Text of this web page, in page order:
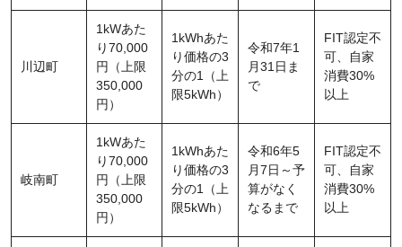
川辺町
1kWあた
り70,000
円（上限
350,000
円）
1kWhあた
り価格の3
分の1（上
限5kWh）
令和7年1
月31日ま
で
FIT認定不
可、自家
消費30%
以上
岐南町
1kWあた
り70,000
円（上限
350,000
円）
1kWhあた
り価格の3
分の1（上
限5kWh）
令和6年5
月7日～予
算がなく
なるまで
FIT認定不
可、自家
消費30%
以上